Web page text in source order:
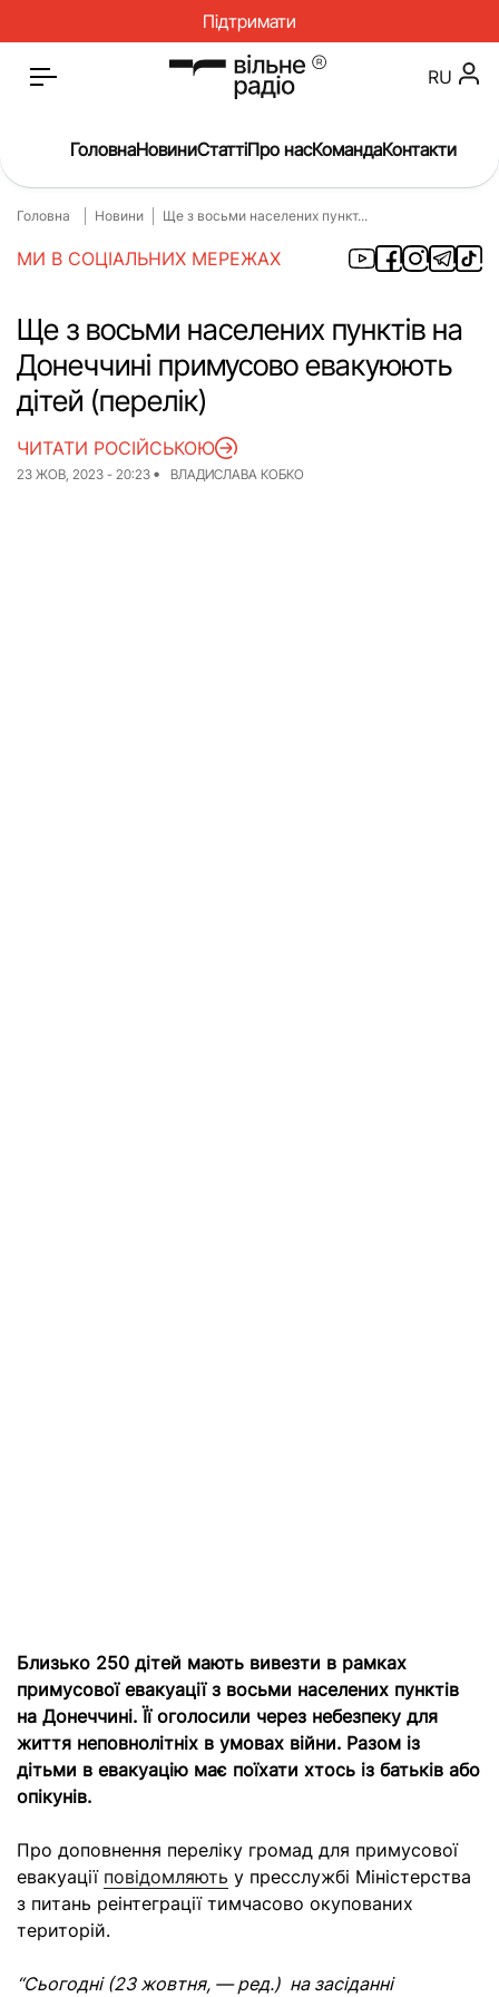
Підтримати
Головна
Новини
Окупація
Про нас
Війна
Гроші
Освіта
Інструкції
ЖКГ
RU
ГоловнаНовиниСтаттіПро насКомандаКонтакти
Головна Новини Ще з восьми населених пункт...
МИ В СОЦІАЛЬНИХ МЕРЕЖАХ
Ще з восьми населених пунктів на
Донеччині примусово евакуюють
дітей (перелік)
23 ЖОВ, 2023 - 20:23 ВЛАДИСЛАВА КОБКО
ЧИТАТИ РОСІЙСЬКОЮ
Близько 250 дітей мають вивезти в рамках
примусової евакуації з восьми населених пунктів
на Донеччині. Її оголосили через небезпеку для
життя неповнолітніх в умовах війни. Разом із
дітьми в евакуацію має поїхати хтось із батьків або
опікунів.
Про доповнення переліку громад для примусової
евакуації повідомляють у пресслужбі Міністерства
з питань реінтеграції тимчасово окупованих
територій.
“Сьогодні (23 жовтня, — ред.) на засіданні